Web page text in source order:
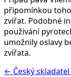
připomínkou
zvířat. Podobné
používání
umožnily oslavy
zvířata.
← Český